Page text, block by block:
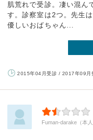
肌荒れで受診。凄い混ん
す。診察室は2つ。先生
優しいおばちゃん...
2015年04月受診 / 2017年09月
Fuman-darake（本